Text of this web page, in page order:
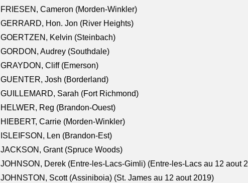
FRIESEN, Cameron (Morden-Winkler)
GERRARD, Hon. Jon (River Heights)
GOERTZEN, Kelvin (Steinbach)
GORDON, Audrey (Southdale)
GRAYDON, Cliff (Emerson)
GUENTER, Josh (Borderland)
GUILLEMARD, Sarah (Fort Richmond)
HELWER, Reg (Brandon-Ouest)
HIEBERT, Carrie (Morden-Winkler)
ISLEIFSON, Len (Brandon-Est)
JACKSON, Grant (Spruce Woods)
JOHNSON, Derek (Entre-les-Lacs-Gimli) (Entre-les-Lacs au 12 aout
JOHNSTON, Scott (Assiniboia) (St. James au 12 aout 2019)